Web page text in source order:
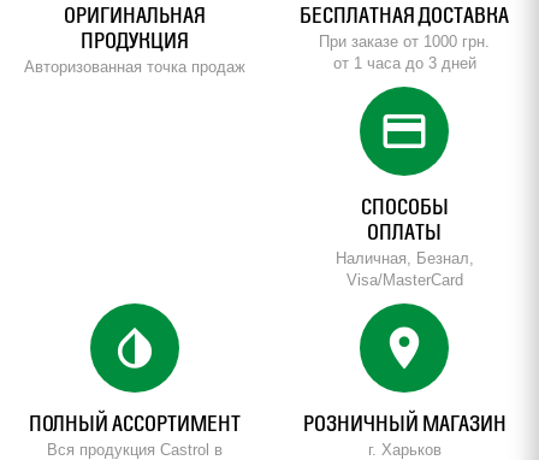
ОРИГИНАЛЬНАЯ
ПРОДУКЦИЯ
Авторизованная точка продаж
БЕСПЛАТНАЯ ДОСТАВКА
При заказе от 1000 грн.
от 1 часа до 3 дней
credit_card
СПОСОБЫ
ОПЛАТЫ
Наличная, Безнал,
Visa/MasterCard
invert_colors
ПОЛНЫЙ АССОРТИМЕНТ
Вся продукция Castrol в
location_on
РОЗНИЧНЫЙ МАГАЗИН
г. Харьков